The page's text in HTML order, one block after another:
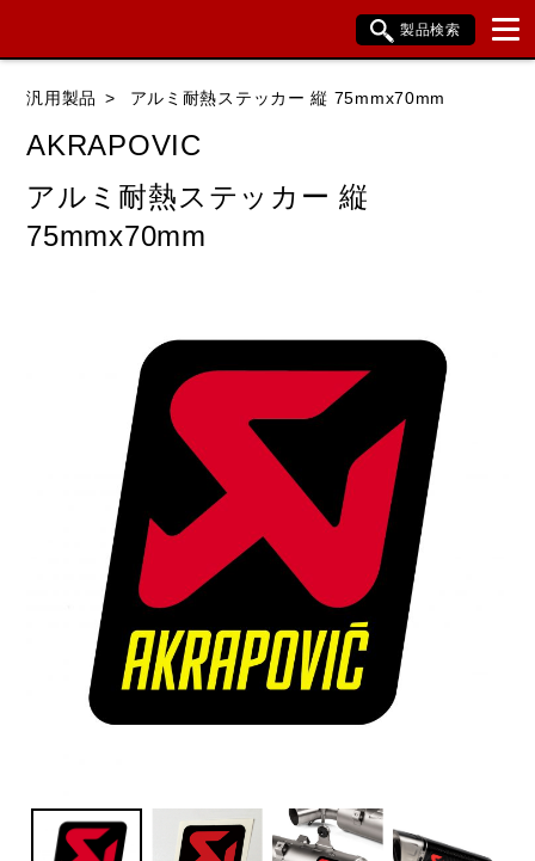
製品検索
データを準備しています。
汎用製品 アルミ耐熱ステッカー 縦 75mmx70mm
AKRAPOVIC
アルミ耐熱ステッカー 縦
75mmx70mm